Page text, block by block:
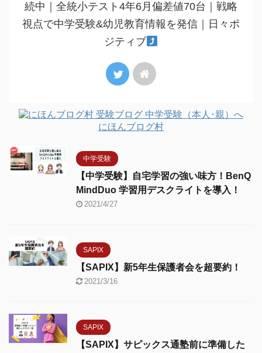
続中｜全統小テスト4年6月偏差値70台｜戦略
視点で中学受験&幼児教育情報を発信｜日々ポ
ジティブ
にほんブログ村
中学受験
【中学受験】自宅学習の強い味方！BenQ
MindDuo 学習用デスクライトを導入！
2021/4/27
SAPIX
【SAPIX】新5年生保護者会を超要約！
2021/3/16
SAPIX
【SAPIX】サピックス通塾前に準備した